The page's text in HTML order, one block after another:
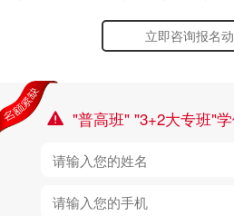
计算机应用与维 50 17
新能源汽车技术 50 17
机电一体化专业
立即咨询报名
 "普高班" "3+2大专班"